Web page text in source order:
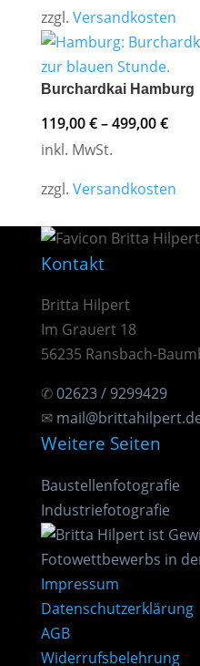
zzgl. Versandkosten
Burchardkai Hamburg
119,00€–499,00€
inkl. MwSt.
zzgl. Versandkosten
Kontakt
Britta Hilpert
Im Grauert 18
56235 Ransbach-
✆02623 / 9299429
✉
Weitere Seiten
Baustellenfotografie
Industriefotografie
Impressum
Datenschutzerklärung
AGB
Widerrufsbelehrung